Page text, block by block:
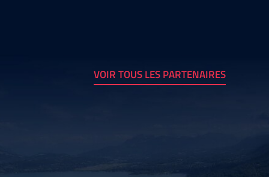
VOIR TOUS LES PARTENAIRES